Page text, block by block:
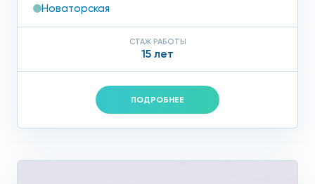
Новаторская
СТАЖ РАБОТЫ
15 лет
ПОДРОБНЕЕ